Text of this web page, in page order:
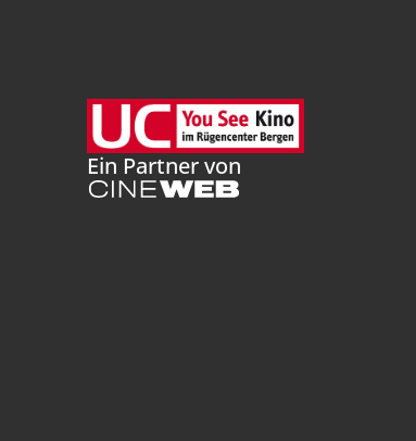
Ein Partner von